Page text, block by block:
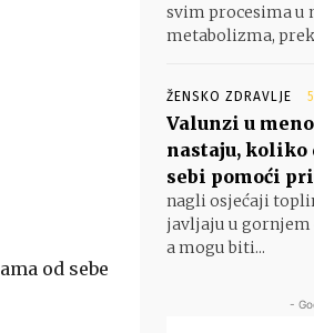
od sebe
svim procesima u
metabolizma,
ŽENSKO ZDRAVLJE
Valunzi u
nastaju, koliko
sebi pomoći
nagli osjećaji
javljaju u
a mogu biti...
-